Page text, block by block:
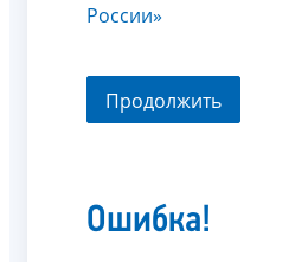
России»
Продолжить
Ошибка!